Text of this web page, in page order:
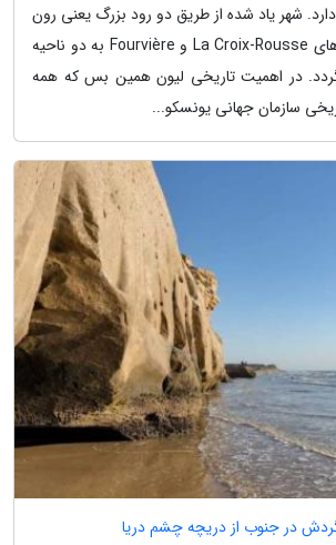
شهر یاد شده از طریق دو رود بزرگ یعنی رون
و سون و بعلاوه تپه های La Croix-Rousse و Fourvière به دو ناحیه
در اهمیت تاریخی لیون همین بس که همه
سازمان جهانی یونسکو...
در جنوب از دریچه چشم دریا